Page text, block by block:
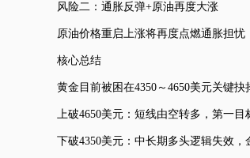
风险二：通胀反弹+原油再度大涨
原油价格重启上涨将再度点燃通胀担
核心总结
黄金目前被困在4350～4650美元关键
上破4650美元：短线由空转多，第一目
下破4350美元：中长期多头逻辑失效，